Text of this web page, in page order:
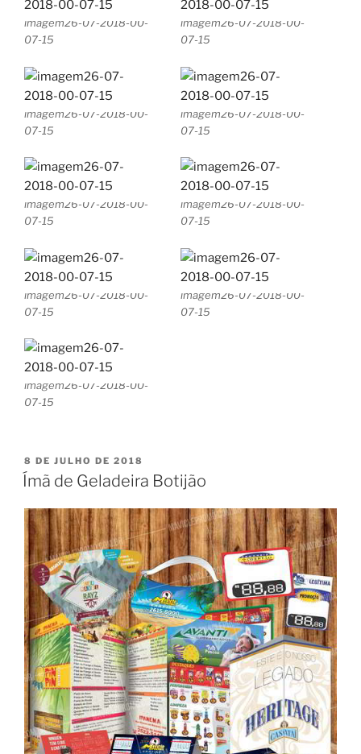
imagem26-07-2018-00-
07-15
imagem26-07-2018-00-
07-15
imagem26-07-2018-00-
07-15
imagem26-07-2018-00-
07-15
imagem26-07-2018-00-
07-15
imagem26-07-2018-00-
07-15
imagem26-07-2018-00-
07-15
imagem26-07-2018-00-
07-15
imagem26-07-2018-00-
07-15
PUBLICADO
EM
8 DE JULHO DE 2018
Ímã de Geladeira Botijão